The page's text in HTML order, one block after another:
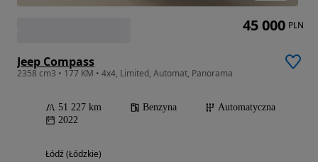
Jeep Compass
2358 cm3 • 177 KM • 4x4, Limited, Automat, Panorama
51 227 km Benzyna
Automatyczna
2022
Łódź (Łódzkie)
45 000 PLN